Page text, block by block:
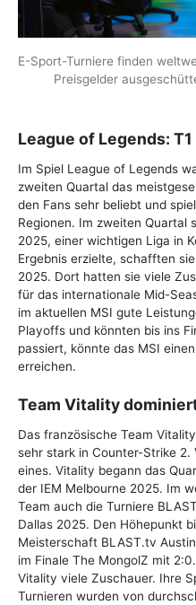
E-Sport-Turniere finden
Preisgelder
League of Legends:
Im Spiel League of Legends
zweiten Quartal das
den Fans sehr beliebt und
Regionen. Im zweiten Quartal
2025, einer wichtigen Liga in
Ergebnis erzielte, schafften
2025. Dort hatten sie viele
für das internationale Mid-
im aktuellen MSI gute
Playoffs und könnten bis ins
passiert, könnte das MSI
erreichen.
Team Vitality
Das französische Team
sehr stark in Counter-Strike 2.
eines. Vitality begann das
der IEM Melbourne 2025. Im
Team auch die Turniere
Dallas 2025. Den Höhepunkt
Meisterschaft BLAST.tv
im Finale The MongolZ mit
Vitality viele Zuschauer. Ihre
Turnieren wurden von